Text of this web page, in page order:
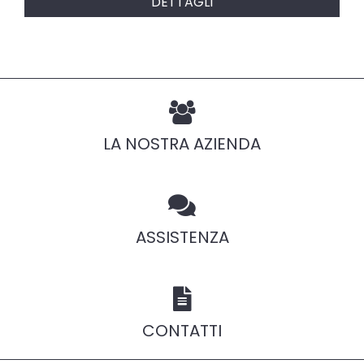
LA NOSTRA AZIENDA
ASSISTENZA
CONTATTI